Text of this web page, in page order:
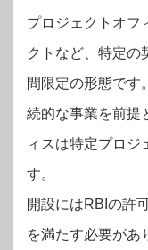
プロジェクトオフ
クトなど、特定の
間限定の形態です
続的な事業を前提
ィスは特定プロジ
す。
開設にはRBIの許
を満たす必要があ